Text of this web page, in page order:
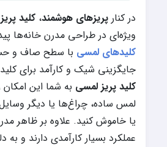
در کنار پریزهای هوشمند، کلید
ویژه‌ای در طراحی مدرن خانه‌ها
کلیدهای لمسی با سطح صاف و
جایگزینی شیک و کارآمد برای
کلید پریز لمسی به شما این
لمس ساده، چراغ‌ها یا دیگر
یا خاموش کنید. علاوه بر ظاهر
عملکرد بسیار کارآمدی دارند و به